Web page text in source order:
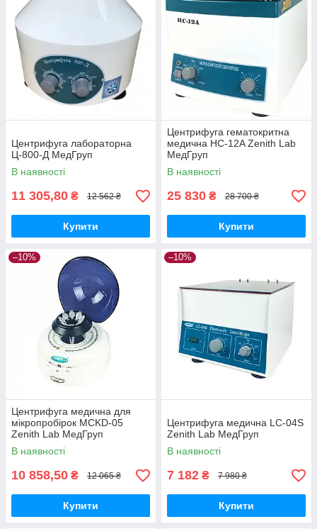
Центрифуга лабораторна
Ц-800-Д МедГруп
В наявності
11 305,80 ₴ 12 562 ₴
Купити
Центрифуга гематокритна
медична HC-12A Zenith Lab
МедГруп
В наявності
25 830 ₴ 28 700 ₴
Купити
–10%
Центрифуга медична для
мікропробірок MCKD-05
Zenith Lab МедГруп
В наявності
10 858,50 ₴ 12 065 ₴
Купити
–10%
Центрифуга медична LC-04S
Zenith Lab МедГруп
В наявності
7 182 ₴ 7 980 ₴
Купити